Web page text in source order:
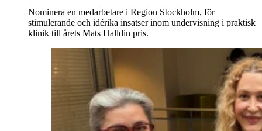
Nominera en medarbetare i Region Stockholm, för
stimulerande och idérika insatser inom undervisning i praktisk
klinik till årets Mats Halldin pris.